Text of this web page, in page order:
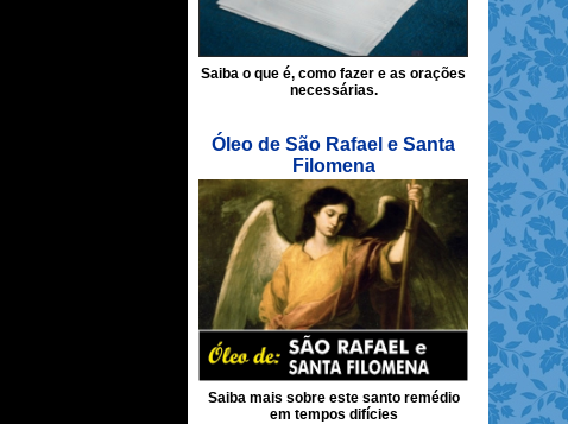
Saiba o que é, como fazer e as orações
necessárias.
Óleo de São Rafael e Santa
Filomena
Saiba mais sobre este santo remédio
em tempos difícies